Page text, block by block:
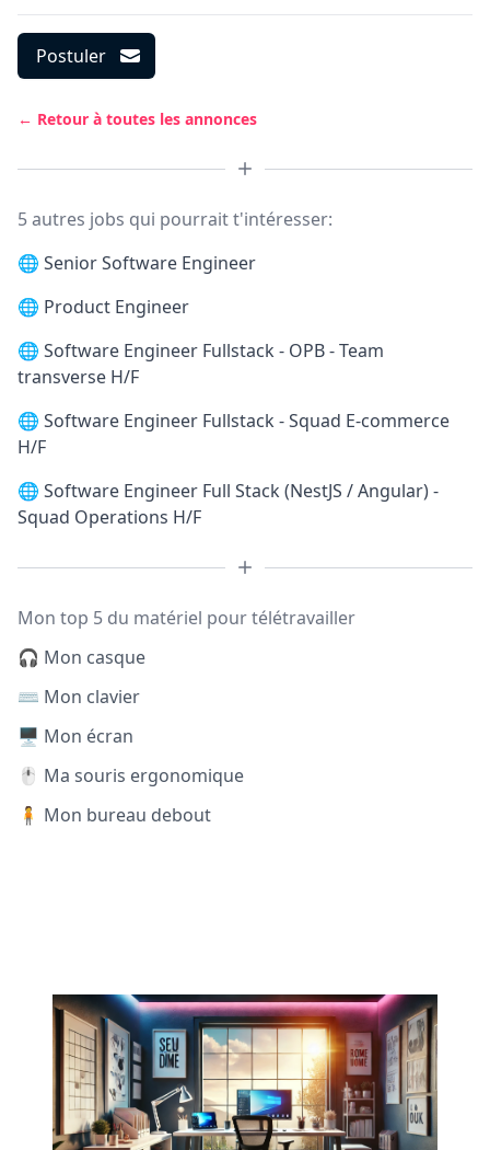
Postuler
← Retour à toutes les annonces
5 autres jobs qui pourrait t'intéresser:
🌐 Senior Software Engineer
🌐 Product Engineer
🌐 Software Engineer Fullstack - OPB - Team
transverse H/F
🌐 Software Engineer Fullstack - Squad E-commerce
H/F
🌐 Software Engineer Full Stack (NestJS / Angular) -
Squad Operations H/F
Mon top 5 du matériel pour télétravailler
🎧 Mon casque
⌨️ Mon clavier
🖥️ Mon écran
🖱️ Ma souris ergonomique
🧍 Mon bureau debout